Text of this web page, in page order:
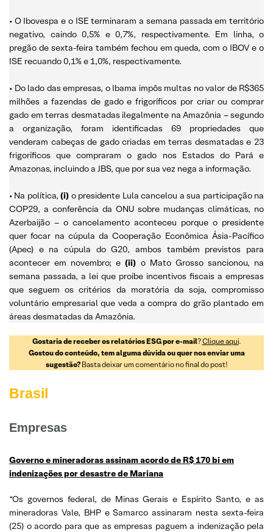
• O Ibovespa e o ISE terminaram a semana passada em território
negativo, caindo 0,5% e 0,7%, respectivamente. Em linha, o
pregão de sexta-feira também fechou em queda, com o IBOV e o
ISE recuando 0,1% e 1,0%, respectivamente.
• Do lado das empresas, o Ibama impôs multas no valor de R$365
milhões a fazendas de gado e frigoríficos por criar ou comprar
gado em terras desmatadas ilegalmente na Amazônia – segundo
a organização, foram identificadas 69 propriedades que
venderam cabeças de gado criadas em terras desmatadas e 23
frigoríficos que compraram o gado nos Estados do Pará e
Amazonas, incluindo a JBS, que por sua vez nega a informação.
• Na política,(i) o presidente Lula cancelou a sua participação na
COP29, a conferência da ONU sobre mudanças climáticas, no
Azerbaijão – o cancelamento aconteceu porque o presidente
quer focar na cúpula da Cooperação Econômica Ásia-Pacífico
(Apec) e na cúpula do G20, ambos também previstos para
acontecer em novembro; e(ii) o Mato Grosso sancionou, na
semana passada, a lei que proíbe incentivos fiscais a empresas
que seguem os critérios da moratória da soja, compromisso
voluntário empresarial que veda a compra do grão plantado em
áreas desmatadas da Amazônia.
Gostaria de receber os relatórios ESG por e-mail?Clique aqui.
Gostou do conteúdo, tem alguma dúvida ou quer nos enviar uma
sugestão?Basta deixar um comentário no final do post!
Brasil
Empresas
Governo e mineradoras assinam acordo de R$ 170 bi em
indenizações por desastre de Mariana
“Os governos federal, de Minas Gerais e Espírito Santo, e as
mineradoras Vale, BHP e Samarco assinaram nesta sexta-feira
(25) o acordo para que as empresas paguem a indenização pela